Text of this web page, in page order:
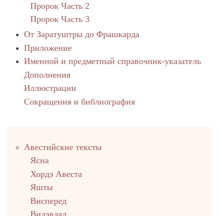
Пророк Часть 2
Пророк Часть 3
От Заратуштры до Фрашкарда
Приложение
Именной и предметный справочник-указатель
Дополнения
Иллюстрации
Сокращения и библиография
столбец
Авестийские тексты
Ясна
Хордэ Авеста
Яшты
Висперед